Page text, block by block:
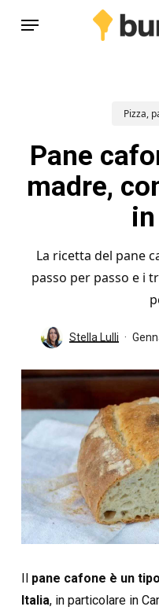
Menu
Pizza,
Pane
madre,
La ricetta del pane
passo per passo e i
Stella Lulli
pane cafone è un
Italia, in particolare in